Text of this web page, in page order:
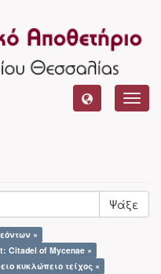
Ψάξε
×
Citadel of Mycenae ×
κυκλώπειο τείχος ×